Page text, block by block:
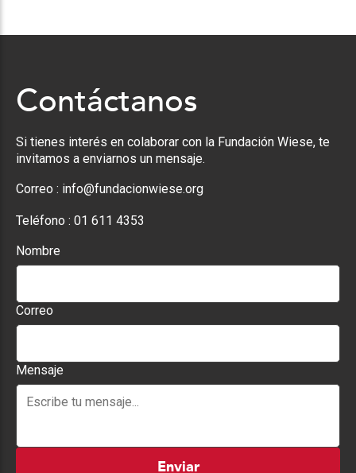
Contáctanos
Si tienes interés en colaborar con la Fundación Wiese, te
invitamos a enviarnos un mensaje.
Correo : info@fundacionwiese.org
Teléfono : 01 611 4353
Nombre
Correo
Mensaje
Enviar